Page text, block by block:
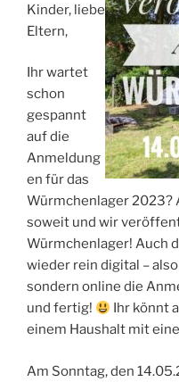
Kinder, liebe
Eltern,
Ihr wartet
schon
gespannt
auf die
Anmeldung
en für das
Würmchenlager 2023?
soweit und wir
Würmchenlager! Auch
wieder rein digital –
sondern online die
und fertig!
Ihr könnt
einem Haushalt mit
Am Sonntag, den